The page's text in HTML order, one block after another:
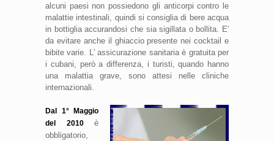
alcuni paesi non possiedono gli anticorpi contro le
malattie intestinali, quindi si consiglia di bere acqua
in bottiglia accurandosi che sia sigillata o bollita. E'
da evitare anche il ghiaccio presente nei cocktail e
bibite varie. L' assicurazione sanitaria è gratuita per
i cubani, però a differenza, i turisti, quando hanno
una malattia grave, sono attesi nelle cliniche
internazionali.
Dal 1° Maggio
del 2010 è
obbligatorio,